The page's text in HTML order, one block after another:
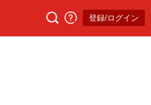
登録/ログイン